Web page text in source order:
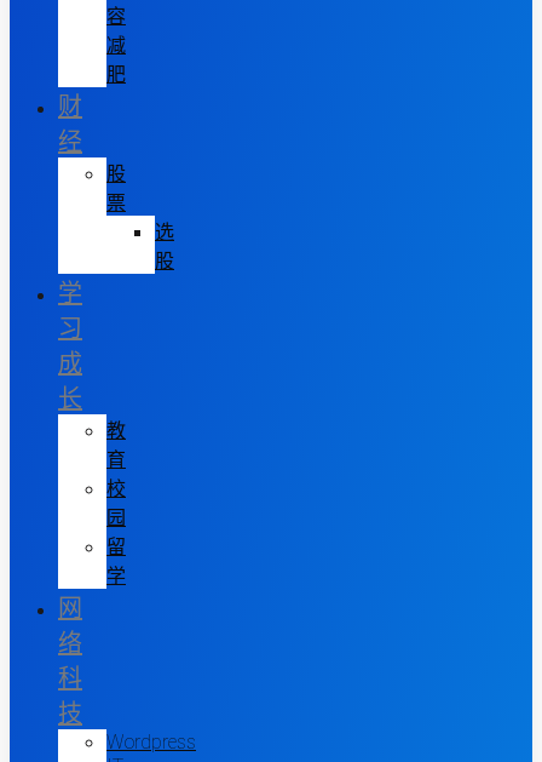
容
减
肥
财
经
股
票
选
股
学
习
成
长
教
育
校
园
留
学
网
络
科
技
Wordpress